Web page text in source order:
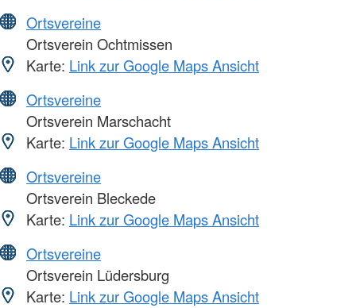
Ortsvereine
Ortsverein Ochtmissen
Karte: Link zur Google Maps Ansicht
Ortsvereine
Ortsverein Marschacht
Karte: Link zur Google Maps Ansicht
Ortsvereine
Ortsverein Bleckede
Karte: Link zur Google Maps Ansicht
Ortsvereine
Ortsverein Lüdersburg
Karte: Link zur Google Maps Ansicht